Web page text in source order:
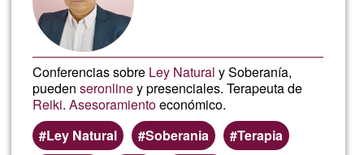
Conferencias sobre Ley Natural y Soberanía,
puedenseronliney presenciales. Terapeuta de
Reiki.Asesoramientoeconómico.
Ley Natural
Soberania
Terapia